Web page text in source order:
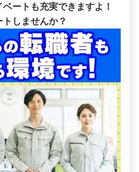
ートも充実できますよ！
しませんか？